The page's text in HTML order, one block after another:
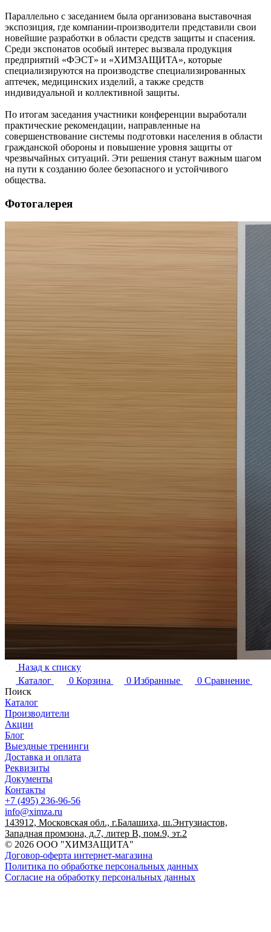
Параллельно с заседанием была организована выставочная
экспозиция, где компании-производители представили свои
новейшие разработки в области средств защиты и спасения.
Среди экспонатов особый интерес вызвала продукция
предприятий «ФЭСТ» и «ХИМЗАЩИТА», которые
специализируются на производстве специализированных
аптечек, медицинских изделий, а также средств
индивидуальной и коллективной защиты.
По итогам заседания участники конференции выработали
практические рекомендации, направленные на
совершенствование системы подготовки населения в области
гражданской обороны и повышение уровня защиты от
чрезвычайных ситуаций. Эти решения станут важным шагом
на пути к созданию более безопасного и устойчивого
общества.
Фотогалерея
Назад к списку
Каталог
0 Корзина 0 Избранные 0 Сравнение
Поиск
Каталог
Производители
Акции
Блог
Выездные тренинги
Доставка и оплата
Реквизиты
Документы
Контакты
+7 (495) 236-96-56
info@ximza.ru
143912, Московская обл., г.Балашиха, ш.Энтузиастов,
Западная промзона, д.7, литер В, пом.9, эт.2
© 2026 ООО "ХИМЗАЩИТА"
Договор-оферта интернет-магазина
Политика по обработке персональных данных
Согласие на обработку персональных данных